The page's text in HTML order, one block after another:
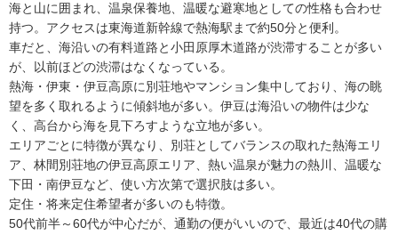
海と山に囲まれ、温泉保養地、温暖な避寒地としての性格も合わせ
持つ。アクセスは東海道新幹線で熱海駅まで約50分と便利。
車だと、海沿いの有料道路と小田原厚木道路が渋滞することが多い
が、以前ほどの渋滞はなくなっている。
熱海・伊東・伊豆高原に別荘地やマンション集中しており、海の眺
望を多く取れるように傾斜地が多い。伊豆は海沿いの物件は少な
く、高台から海を見下ろすような立地が多い。
エリアごとに特徴が異なり、別荘としてバランスの取れた熱海エリ
ア、林間別荘地の伊豆高原エリア、熱い温泉が魅力の熱川、温暖な
下田・南伊豆など、使い方次第で選択肢は多い。
定住・将来定住希望者が多いのも特徴。
50代前半～60代が中心だが、通勤の便がいいので、最近は40代の購